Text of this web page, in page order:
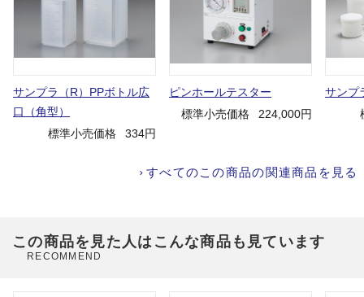
サンプラ（R）PPボトル広
口（角型）
標準小売価格
334円
ピンホールテスター
標準小売価格
224,000円
サンプ
すべてのこの商品の関連商品を見る
この商品を見た人はこんな商品も見ています
RECOMMEND